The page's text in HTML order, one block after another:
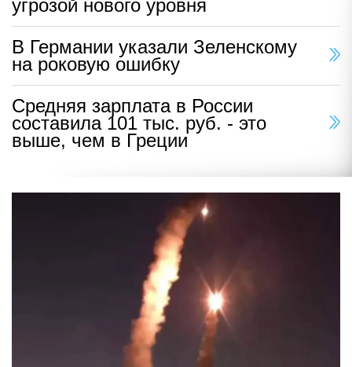
угрозой нового уровня
В Германии указали Зеленскому
на роковую ошибку
Средняя зарплата в России
составила 101 тыс. руб. - это
выше, чем в Греции